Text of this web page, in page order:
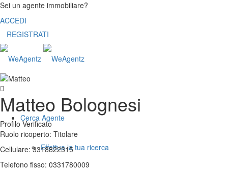
Sei un agente immobiliare?
ACCEDI
REGISTRATI
Cerca Agente
Effettua la tua ricerca
Matteo Bolognesi
Profilo Verificato
Ruolo ricoperto: Titolare
Cellulare: 3318822315
Telefono fisso: 0331780009